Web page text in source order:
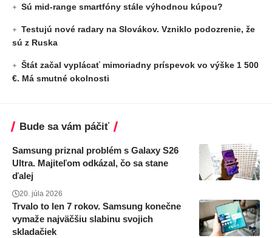
Sú mid-range smartfóny stále výhodnou kúpou?
Testujú nové radary na Slovákov. Vzniklo podozrenie, že
sú z Ruska
Štát začal vyplácať mimoriadny príspevok vo výške 1 500
€. Má smutné okolnosti
Bude sa vám páčiť
Samsung priznal problém s Galaxy S26
Ultra. Majiteľom odkázal, čo sa stane
ďalej
20. júla 2026
Trvalo to len 7 rokov. Samsung konečne
vymaže najväčšiu slabinu svojich
skladačiek